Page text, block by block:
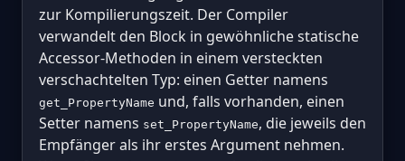
zur Kompilierungszeit. Der Compiler
verwandelt den Block in gewöhnliche statische
Accessor-Methoden in einem versteckten
verschachtelten Typ: einen Getter namens
get_PropertyName und, falls vorhanden, einen
Setter namens set_PropertyName, die jeweils den
Empfänger als ihr erstes Argument nehmen.